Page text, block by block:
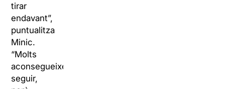
tirar
endavant”,
puntualitza
Minic.
“Molts
aconsegueixen
seguir,